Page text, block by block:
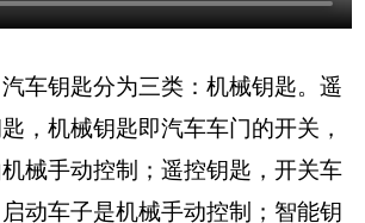
钥匙分为三类：机械钥匙。遥
，机械钥匙即汽车车门的开关，
械手动控制；遥控钥匙，开关车
动车子是机械手动控制；智能钥